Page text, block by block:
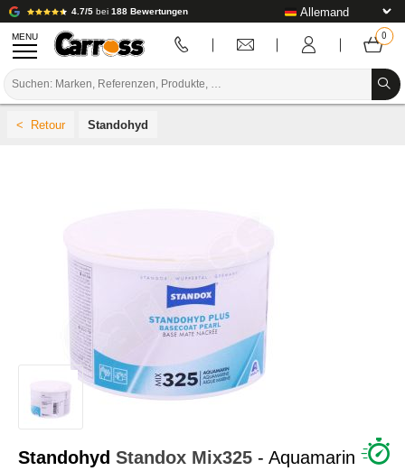
4.7/5 bei 188 Bewertungen
MENU
KAROSSERIE-WERKZEUG
AUSSTATTUNG DER KAROSSERIEWERKSTATT
LABOREINRICHTUNG
TUTORIAL & TIPPS
Standohyd
Standohyd Standox Mix325 - Aquamarin